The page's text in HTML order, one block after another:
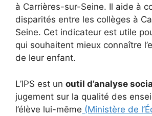
à Carrières-sur-Seine. Il aide à
disparités entre les collèges à
Seine. Cet indicateur est utile
qui souhaitent mieux connaître
de leur enfant.
L’IPS est un outil d’analyse
jugement sur la qualité des
l’élève lui-même (Ministère de